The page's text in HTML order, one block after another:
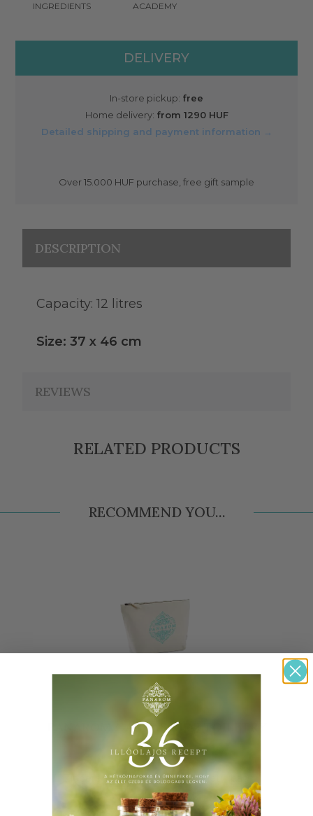
INGREDIENTS
ACADEMY
DELIVERY
In-store pickup: free
Home delivery: from 1290 HUF
Detailed shipping and payment information →
Over 15.000 HUF purchase, free gift sample
DESCRIPTION
Capacity: 12 litres
Size: 37 x 46 cm
REVIEWS
RELATED PRODUCTS
RECOMMEND YOU...
PANAROM TOTE BAG
Practical and compact shopping bag